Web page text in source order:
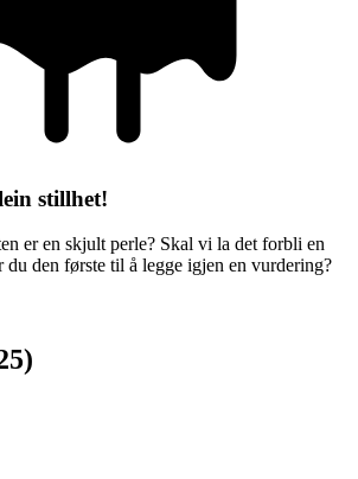
stillhet!
er en skjult perle? Skal vi la det forbli en
den første til å legge igjen en vurdering?